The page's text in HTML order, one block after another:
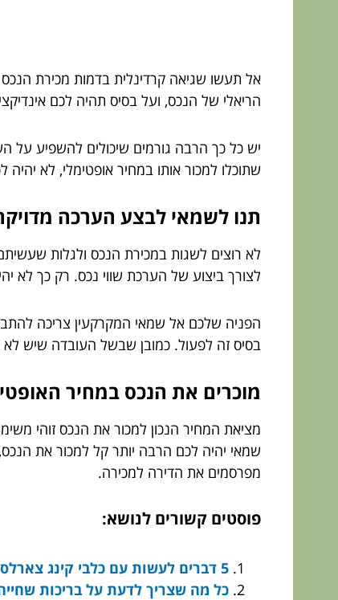
אל תעשו שגיאה קרדינלית בדמות מכירת
הריאלי של הנכס, ועל בסיס תהיה לכם
יש כל כך הרבה גורמים שיכולים להשפיע על
שתוכלו למכור אותו במחיר אופטימלי, לא
תנו לשמאי לבצע הערכה
לא רוצים לשגות במכירת הנכס ולגלות
לצורך ביצוע של הערכת שווי נכס. רק כך לא
הפניה שלכם אל שמאי המקרקעין צריכה
בסיס זה לפעול. כמובן שבשל העובדה שיש
מוכרים את הנכס במחיר
מציאת המחיר הנכון למכור את הנכס זוהי
שמאי יהיה לכם הרבה יותר קל למכור את
מפרסמים את הדירה למכירה.
פוסטים קשורים לנושא:
5 דברים לעשות עם כלבי קינג צארלס בבית
כל מה שצריך לדעת על בריכות